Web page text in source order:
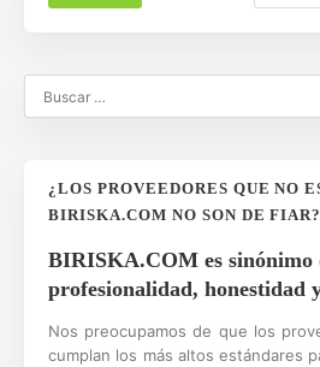
¿LOS PROVEEDORES QUE NO
BIRISKA.COM NO SON DE FIAR?
BIRISKA.COM es sinónimo
profesionalidad, honestidad
Nos preocupamos de que los
cumplan los más altos estándares